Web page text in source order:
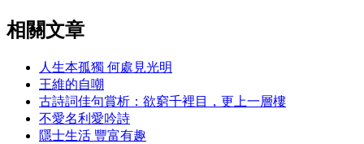
相關文章
人生本孤獨 何處見光明
王維的自嘲
古詩詞佳句賞析：欲窮千裡目，更上一層樓
不愛名利愛吟詩
隱士生活 豐富有趣